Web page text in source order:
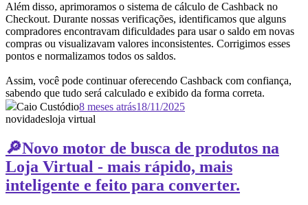
Além disso, aprimoramos o sistema de cálculo de Cashback no
Checkout. Durante nossas verificações, identificamos que alguns
compradores encontravam dificuldades para usar o saldo em novas
compras ou visualizavam valores inconsistentes. Corrigimos esses
pontos e normalizamos todos os saldos.
Assim, você pode continuar oferecendo Cashback com confiança,
sabendo que tudo será calculado e exibido da forma correta.
Caio Custódio8 meses atrás18/11/2025
novidadesloja virtual
🔎Novo motor de busca de produtos na
Loja Virtual - mais rápido, mais
inteligente e feito para converter.